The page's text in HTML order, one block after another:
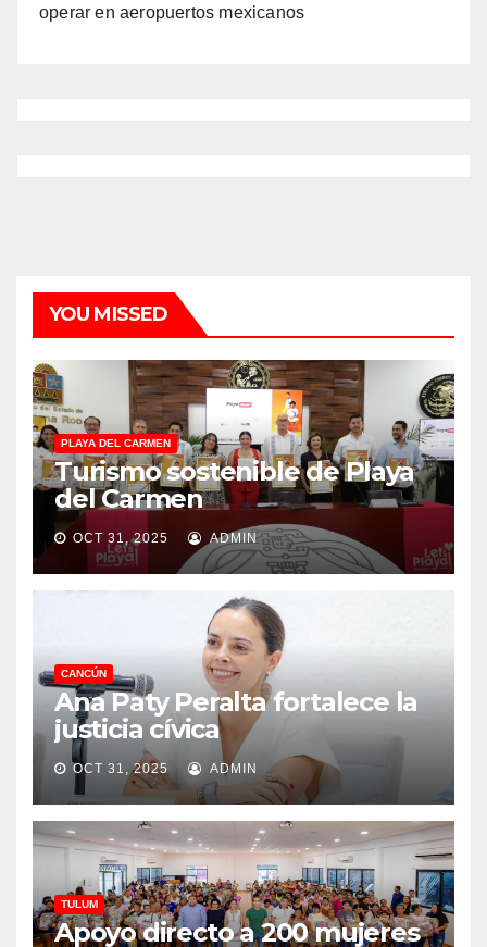
operar en aeropuertos mexicanos
YOU MISSED
PLAYA DEL CARMEN
Turismo sostenible de Playa
del Carmen
OCT 31, 2025 ADMIN
CANCÚN
Ana Paty Peralta fortalece la
justicia cívica
OCT 31, 2025 ADMIN
TULUM
Apoyo directo a 200 mujeres